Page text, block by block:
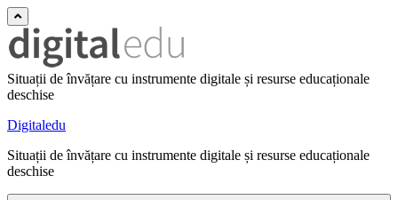
Situații de învățare cu instrumente digitale și resurse educaționale
deschise
Digitaledu
Situații de învățare cu instrumente digitale și resurse educaționale
deschise